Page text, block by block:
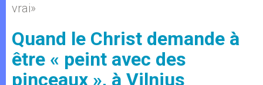
vrai»
Quand le Christ demande à
être « peint avec des
pinceaux », à Vilnius